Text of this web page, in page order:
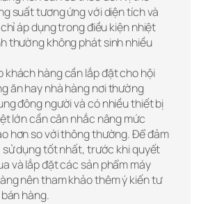
suất tương ứng với diện tích và
áp dụng trong điều kiện nhiệt
thường không phát sinh nhiều
khách hàng cần lắp đặt cho hội
ăn hay nhà hàng nơi thường
đông người và có nhiều thiết bị
lớn cần cân nhắc nâng mức
hơn so với thông thường. Để đảm
sử dụng tốt nhất, trước khi quyết
và lắp đặt các sản phẩm máy
nên tham khảo thêm ý kiến tư
hàng.